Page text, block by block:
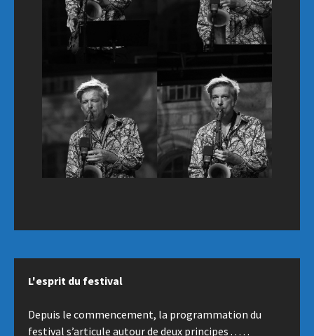
L'esprit du festival
Depuis le commencement, la programmation du
festival s’articule autour de deux principes . . . . .